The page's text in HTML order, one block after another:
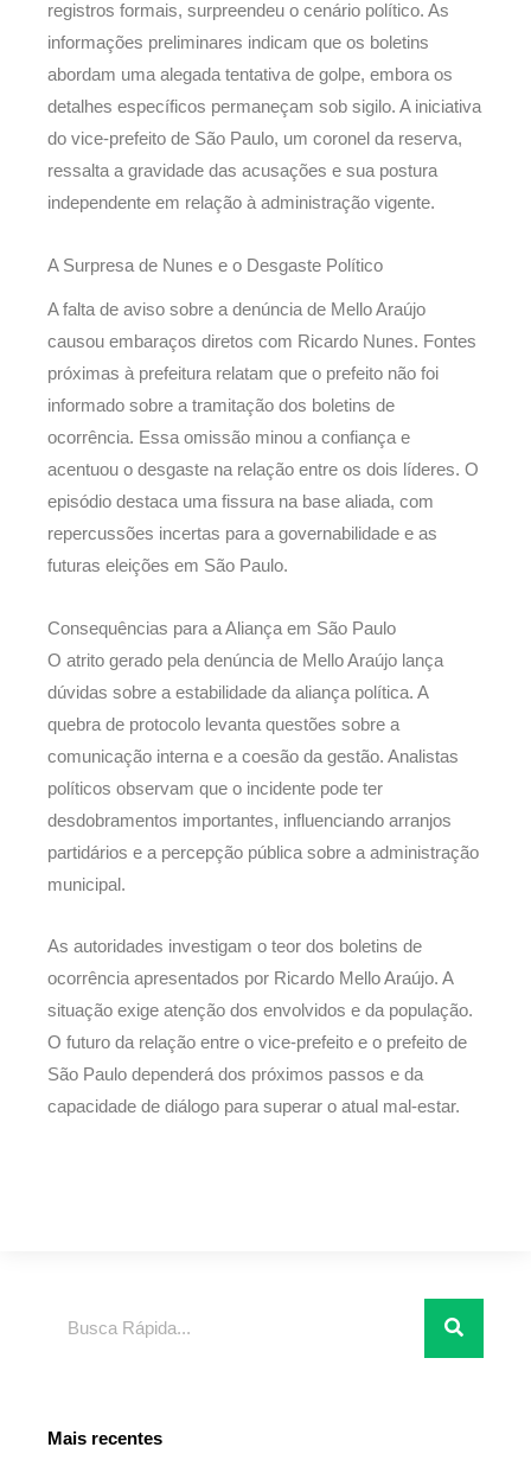
registros formais, surpreendeu o cenário político. As
informações preliminares indicam que os boletins
abordam uma alegada tentativa de golpe, embora os
detalhes específicos permaneçam sob sigilo. A iniciativa
do vice-prefeito de São Paulo, um coronel da reserva,
ressalta a gravidade das acusações e sua postura
independente em relação à administração vigente.
A Surpresa de Nunes e o Desgaste Político
A falta de aviso sobre a denúncia de Mello Araújo
causou embaraços diretos com Ricardo Nunes. Fontes
próximas à prefeitura relatam que o prefeito não foi
informado sobre a tramitação dos boletins de
ocorrência. Essa omissão minou a confiança e
acentuou o desgaste na relação entre os dois líderes. O
episódio destaca uma fissura na base aliada, com
repercussões incertas para a governabilidade e as
futuras eleições em São Paulo.
Consequências para a Aliança em São Paulo
O atrito gerado pela denúncia de Mello Araújo lança
dúvidas sobre a estabilidade da aliança política. A
quebra de protocolo levanta questões sobre a
comunicação interna e a coesão da gestão. Analistas
políticos observam que o incidente pode ter
desdobramentos importantes, influenciando arranjos
partidários e a percepção pública sobre a administração
municipal.
As autoridades investigam o teor dos boletins de
ocorrência apresentados por Ricardo Mello Araújo. A
situação exige atenção dos envolvidos e da população.
O futuro da relação entre o vice-prefeito e o prefeito de
São Paulo dependerá dos próximos passos e da
capacidade de diálogo para superar o atual mal-estar.
Mais recentes